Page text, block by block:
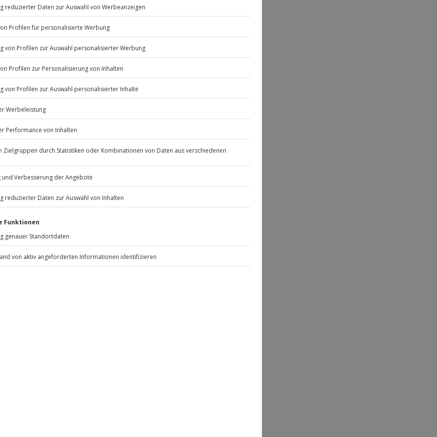
auszuleben. Eine erfahrene
bist für den
Raum Hannover und genieße
Nervenkitzel. Spüre die
in Besitz)
Karte)
das Erlebnis verschoben (die
Reisepass
Listenansicht
© OpenStreetMaps
Jochen Schweizer
81671 München
außer an bundesweiten